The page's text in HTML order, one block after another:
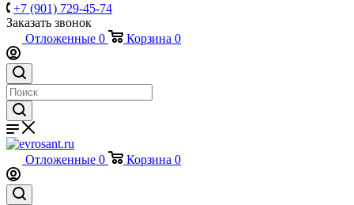
+7 (901) 729-45-74
Заказать звонок
Отложенные 0 Корзина 0
Отложенные 0 Корзина 0